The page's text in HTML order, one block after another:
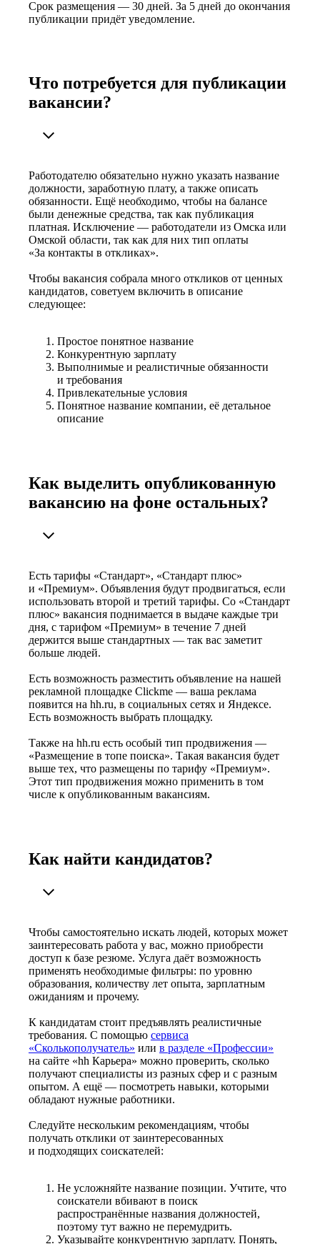
Срок размещения — 30 дней. За 5 дней до окончания
публикации придёт уведомление.
Что потребуется для публикации
вакансии?
Работодателю обязательно нужно указать название
должности, заработную плату, а также описать
обязанности. Ещё необходимо, чтобы на балансе
были денежные средства, так как публикация
платная. Исключение — работодатели из Омска или
Омской области, так как для них тип оплаты
«За контакты в откликах».
Чтобы вакансия собрала много откликов от ценных
кандидатов, советуем включить в описание
следующее:
Простое понятное название
Конкурентную зарплату
Выполнимые и реалистичные обязанности
и требования
Привлекательные условия
Понятное название компании, её детальное
описание
Как выделить опубликованную
вакансию на фоне остальных?
Есть тарифы «Стандарт», «Стандарт плюс»
и «Премиум». Объявления будут продвигаться, если
использовать второй и третий тарифы. Со «Стандарт
плюс» вакансия поднимается в выдаче каждые три
дня, с тарифом «Премиум» в течение 7 дней
держится выше стандартных — так вас заметит
больше людей.
Есть возможность разместить объявление на нашей
рекламной площадке Clickme — ваша реклама
появится на hh.ru, в социальных сетях и Яндексе.
Есть возможность выбрать площадку.
Также на hh.ru есть особый тип продвижения —
«Размещение в топе поиска». Такая вакансия будет
выше тех, что размещены по тарифу «Премиум».
Этот тип продвижения можно применить в том
числе к опубликованным вакансиям.
Как найти кандидатов?
Чтобы самостоятельно искать людей, которых может
заинтересовать работа у вас, можно приобрести
доступ к базе резюме. Услуга даёт возможность
применять необходимые фильтры: по уровню
образования, количеству лет опыта, зарплатным
ожиданиям и прочему.
К кандидатам стоит предъявлять реалистичные
требования. С помощью сервиса
«Сколькополучатель» или в разделе «Профессии»
на сайте «hh Карьера» можно проверить, сколько
получают специалисты из разных сфер и с разным
опытом. А ещё — посмотреть навыки, которыми
обладают нужные работники.
Следуйте нескольким рекомендациям, чтобы
получать отклики от заинтересованных
и подходящих соискателей:
Не усложняйте название позиции. Учтите, что
соискатели вбивают в поиск
распространённые названия должностей,
поэтому тут важно не перемудрить.
Указывайте конкурентную зарплату. Понять,